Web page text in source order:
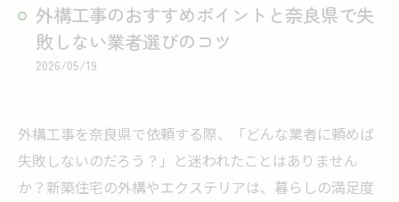
外構工事のおすすめポイントと奈良県で失
敗しない業者選びのコツ
2026/05/19
外構工事を奈良県で依頼する際、「どんな業者に頼めば
失敗しないのだろう？」と迷われたことはありません
か？新築住宅の外構やエクステリアは、暮らしの満足度